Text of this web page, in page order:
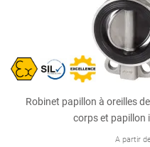
Robinet papillon à oreilles
corps et papillon
A partir